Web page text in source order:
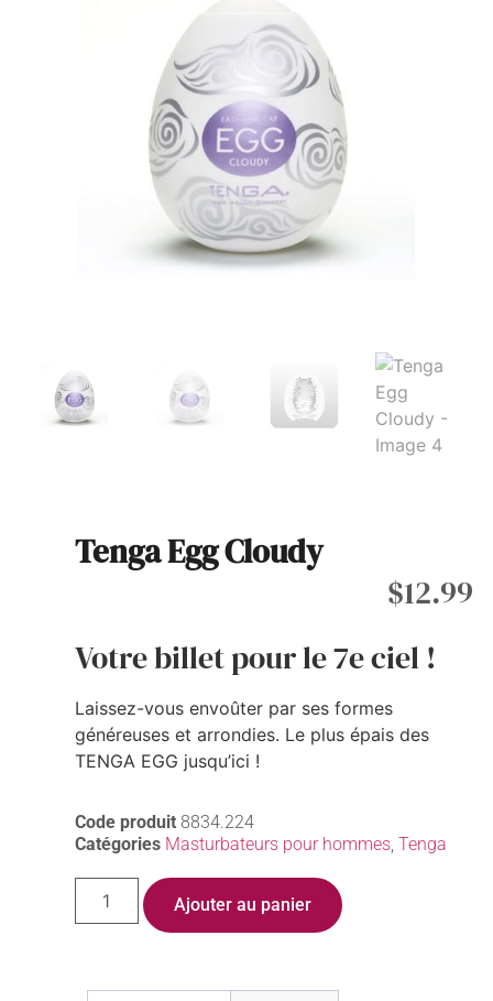
Tenga Egg Cloudy
$12.99
Votre billet pour le 7e ciel !
Laissez-vous envoûter par ses formes
généreuses et arrondies. Le plus épais des
TENGA EGG jusqu’ici !
Code produit 8834.224
Catégories Masturbateurs pour hommes, Tenga
Ajouter au panier